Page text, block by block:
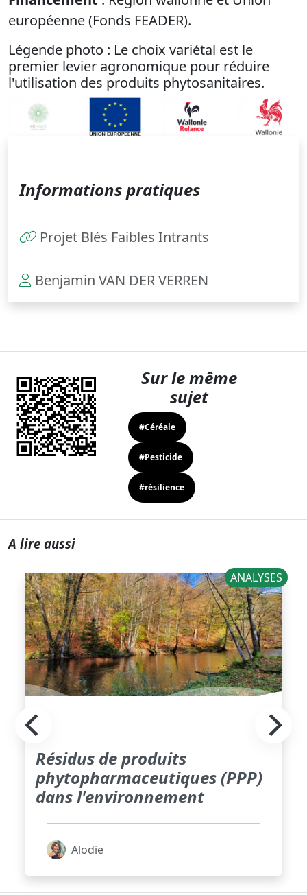
européenne (Fonds FEADER).
Légende photo : Le choix variétal est le
premier levier agronomique pour réduire
l'utilisation des produits phytosanitaires.
Informations pratiques
Projet Blés Faibles Intrants
Benjamin VAN DER VERREN
Sur le même
sujet
#Céréale
#Pesticide
#résilience
A lire aussi
ANALYSES
Résidus de produits
phytopharmaceutiques (PPP)
dans l'environnement
Alodie